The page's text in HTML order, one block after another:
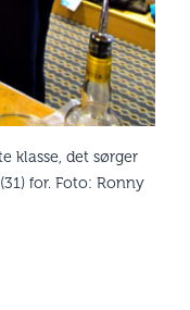
klasse, det sørger
for. Foto: Ronny